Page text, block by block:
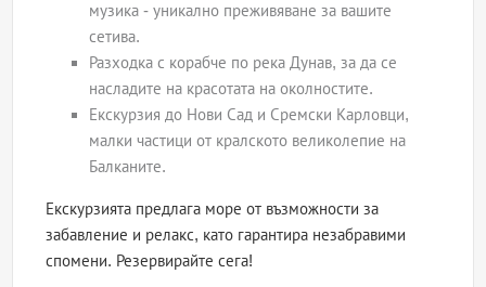
музика - уникално преживяване за вашите
сетива.
Разходка с корабче по река Дунав, за да се
насладите на красотата на околностите.
Екскурзия до Нови Сад и Сремски Карловци,
малки частици от кралското великолепие на
Балканите.
Екскурзията предлага море от възможности за
забавление и релакс, като гарантира незабравими
спомени. Резервирайте сега!